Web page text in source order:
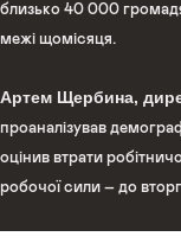
близько 40 000
межі щомісяця.
Артем Щербина,
проаналізував
оцінив втрати
робочої сили – до